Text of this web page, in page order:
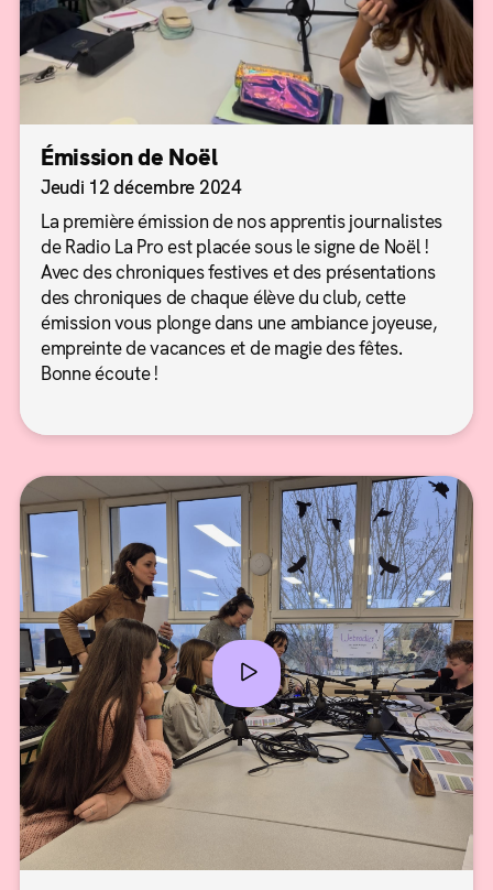
Émission de Noël
Jeudi 12 décembre 2024
La première émission de nos apprentis journalistes
de Radio La Pro est placée sous le signe de Noël !
Avec des chroniques festives et des présentations
des chroniques de chaque élève du club, cette
émission vous plonge dans une ambiance joyeuse,
empreinte de vacances et de magie des fêtes.
Bonne écoute !